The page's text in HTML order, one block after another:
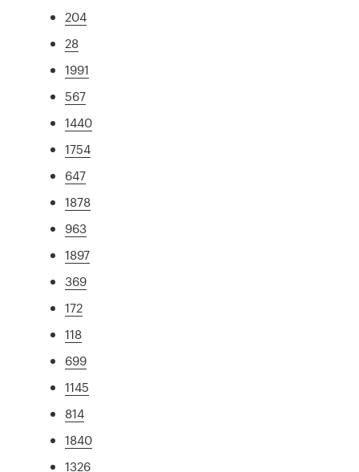
204
28
1991
567
1440
1754
647
1878
963
1897
369
172
118
699
1145
814
1840
1326